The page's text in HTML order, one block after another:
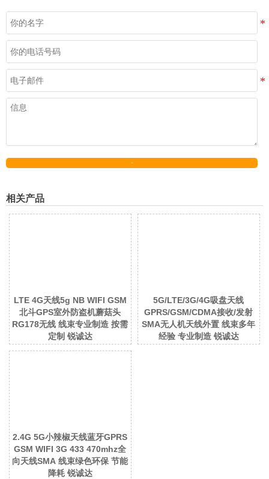
相关产品
LTE 4G天线5g NB WIFI GSM
北斗GPS室外防盗机蘑菇头
RG178无线 线束专业制造 按需
定制 锐诚达
5G/LTE/3G/4G吸盘天线
GPRS/GSM/CDMA接收/发射
SMA无人机天线外置 线束多年
经验 专业制造 锐诚达
2.4G 5G小辣椒天线蓝牙GPRS
GSM WIFI 3G 433 470mhz全
向天线SMA 线束绿色环保 节能
降耗 锐诚达